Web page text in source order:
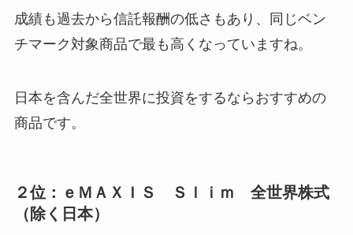
成績も過去から信託報酬の低さもあり、同じベン
チマーク対象商品で最も高くなっていますね。
日本を含んだ全世界に投資をするならおすすめの
商品です。
２位：ｅＭＡＸＩＳ Ｓｌｉｍ 全世界株式
（除く日本）